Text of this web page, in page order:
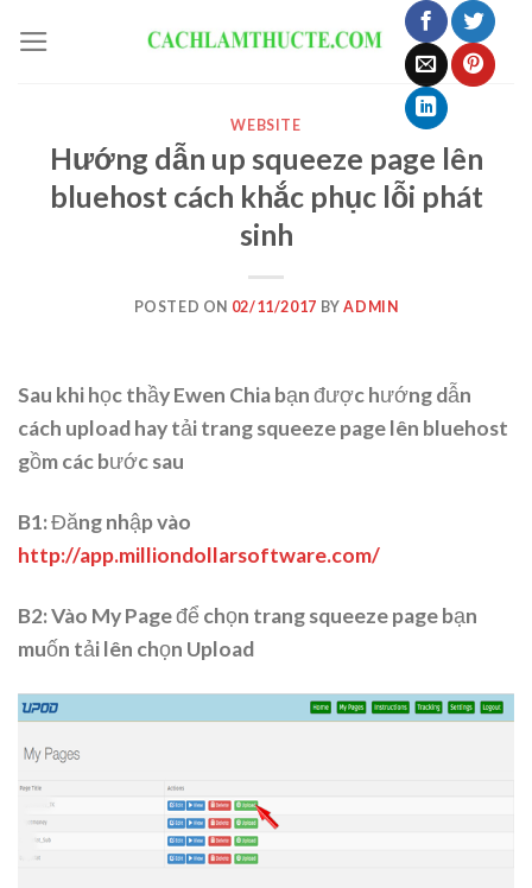
to
WEBSITE
Hướng dẫn up squeeze page lên
bluehost cách khắc phục lỗi phát
sinh
POSTED ON 02/11/2017 BYADMIN
Sau khi học thầy Ewen Chia bạn được hướng dẫn
cách upload hay tải trang squeeze page lên bluehost
gồm các bước sau
B1: Đăng nhập vào
http://app.milliondollarsoftware.com/
B2: Vào My Page để chọn trang squeeze page bạn
muốn tải lên chọn Upload